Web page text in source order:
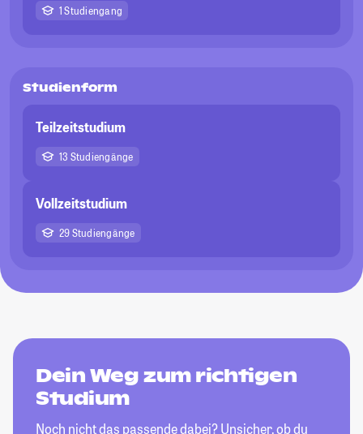
1 Studiengang
Studienform
Teilzeitstudium
13 Studiengänge
Vollzeitstudium
29 Studiengänge
Dein Weg zum richtigen
Studium
Noch nicht das passende dabei? Unsicher, ob du